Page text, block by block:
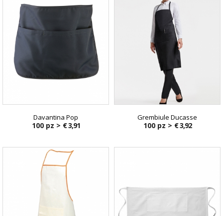
Davantina Pop
100 pz > € 3,91
Grembiule Ducasse
100 pz > € 3,92